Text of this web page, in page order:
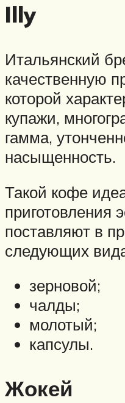
Illy
Итальянский
качественную
которой
купажи,
гамма,
насыщенность.
Такой кофе
приготовления
поставляют в
следующих
зерновой;
чалды;
молотый;
капсулы.
Жокей